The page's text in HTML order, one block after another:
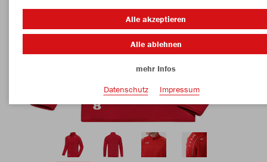
Alle akzeptieren
Alle ablehnen
mehr Infos
Datenschutz
Impressum